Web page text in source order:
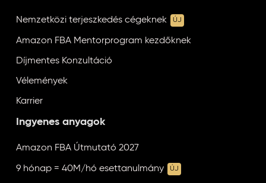
Nemzetközi terjeszkedés cégeknek ÚJ
Amazon FBA Mentorprogram kezdőknek
Díjmentes Konzultáció
Vélemények
Karrier
Ingyenes anyagok
Amazon FBA Útmutató 2027
9 hónap = 40M/hó esettanulmány ÚJ